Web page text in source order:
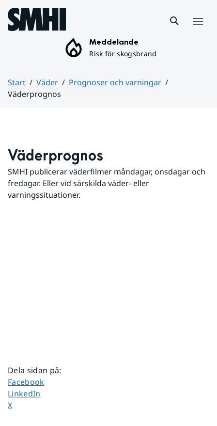
Hoppa till sidans innehåll
Meddelande
Risk för skogsbrand
Start Väder
Prognoser och varningar
Väderprognos
Väderprognos
SMHI publicerar väderfilmer måndagar, onsdagar och
fredagar. Eller vid särskilda väder- eller
varningssituationer.
Dela sidan på:
Dela sidan på
Facebook
Dela sidan på
LinkedIn
Dela sidan på
X